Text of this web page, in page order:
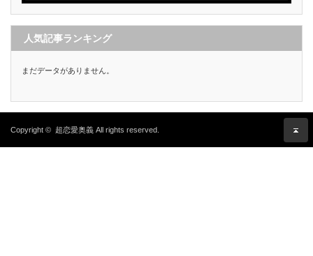
人気記事ランキング
まだデータがありません。
Copyright © 超恋愛奥義 All rights reserved.